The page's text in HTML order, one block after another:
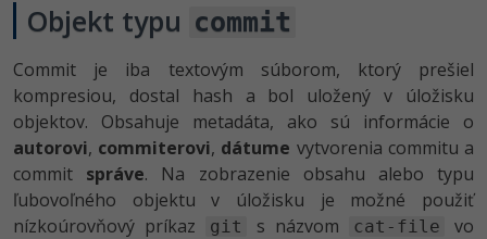
Objekt typu commit
Commit je iba textovým súborom, ktorý prešiel
kompresiou, dostal hash a bol uložený v úložisku
objektov. Obsahuje metadáta, ako sú informácie o
autorovi, commiterovi, dátume vytvorenia commitu a
commit správe. Na zobrazenie obsahu alebo typu
ľubovoľného objektu v úložisku je možné použiť
nízkoúrovňový príkaz
git s názvom cat-file
vo